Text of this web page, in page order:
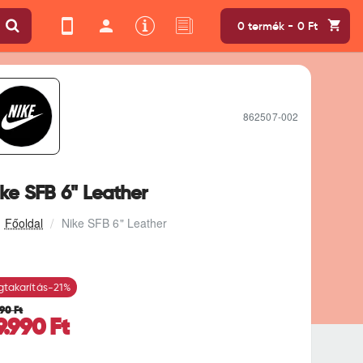
0 termék - 0 Ft
Nike SFB 6" Leather
SFB 6" Leather
862507-002
-21%
Ft
Ft